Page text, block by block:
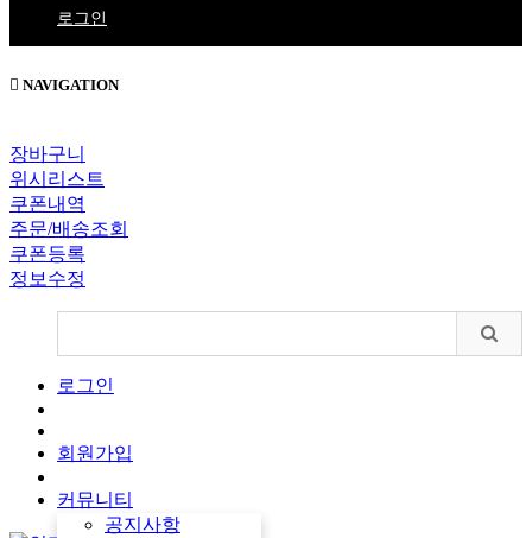
로그인
NAVIGATION
장바구니
위시리스트
쿠폰내역
주문/배송조회
쿠폰등록
정보수정
로그인
회원가입
커뮤니티
공지사항